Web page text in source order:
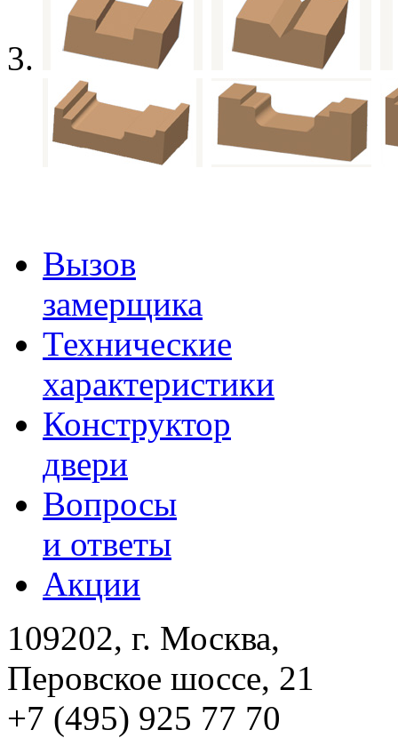
Вызов
замерщика
Технические
характеристики
Конструктор
двери
Вопросы
и ответы
Акции
109202, г. Москва,
Перовское шоссе, 21
+7 (495) 925 77 70